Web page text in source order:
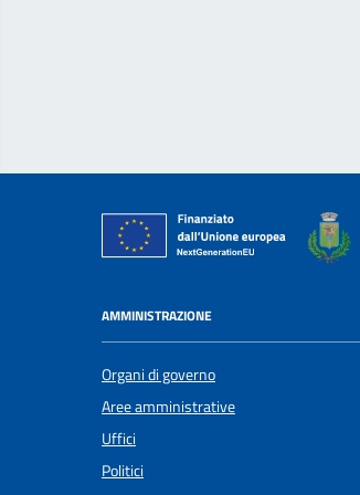
AMMINISTRAZIONE
Organi di governo
Aree amministrative
Uffici
Politici